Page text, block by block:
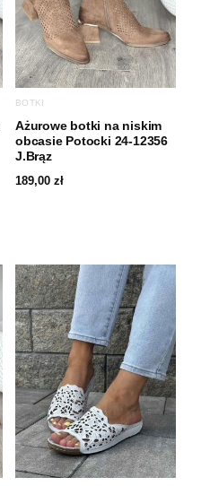
BOTKI
Ażurowe botki na niskim
obcasie Potocki 24-12356
J.Brąz
189,00 zł